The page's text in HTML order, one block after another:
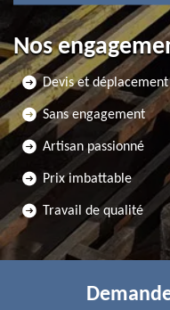
Nos
Devis et
Sans engagement
Artisan passionné
Prix imbattable
Travail de qualité